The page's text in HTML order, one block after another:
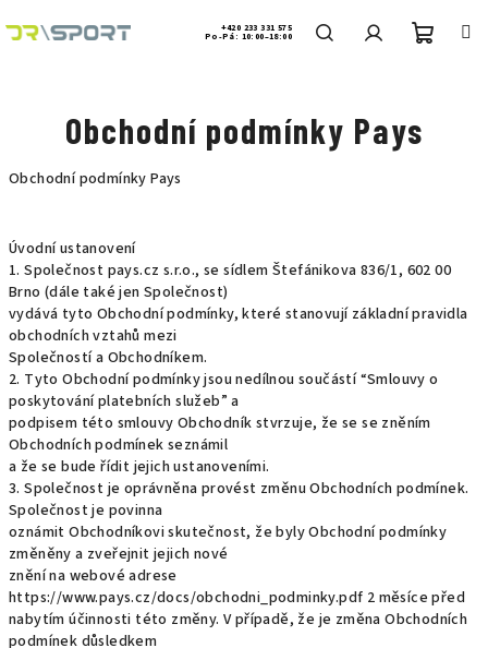
na
+420 233 331 575
Po-Pá: 10:00–18:00
košík
Obchodní podmínky Pays
Obchodní podmínky Pays
Úvodní ustanovení
1. Společnost pays.cz s.r.o., se sídlem Štefánikova 836/1, 602 00
Brno (dále také jen Společnost)
vydává tyto Obchodní podmínky, které stanovují základní pravidla
obchodních vztahů mezi
Společností a Obchodníkem.
2. Tyto Obchodní podmínky jsou nedílnou součástí “Smlouvy o
poskytování platebních služeb” a
podpisem této smlouvy Obchodník stvrzuje, že se se zněním
Obchodních podmínek seznámil
a že se bude řídit jejich ustanoveními.
3. Společnost je oprávněna provést změnu Obchodních podmínek.
Společnost je povinna
oznámit Obchodníkovi skutečnost, že byly Obchodní podmínky
změněny a zveřejnit jejich nové
znění na webové adrese
https://www.pays.cz/docs/obchodni_podminky.pdf 2 měsíce před
nabytím účinnosti této změny. V případě, že je změna Obchodních
podmínek důsledkem